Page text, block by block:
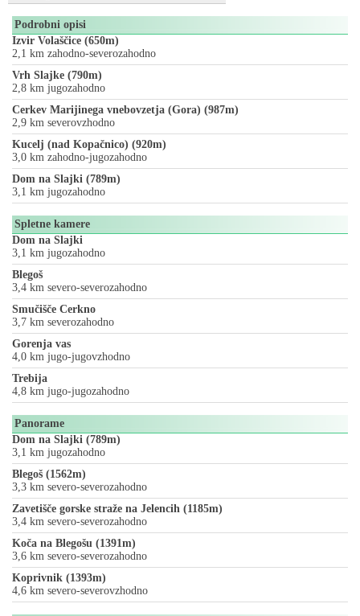
Podrobni opisi
Izvir Volaščice (650m)
2,1 km zahodno-severozahodno
Vrh Slajke (790m)
2,8 km jugozahodno
Cerkev Marijinega vnebovzetja (Gora) (987m)
2,9 km severovzhodno
Kucelj (nad Kopačnico) (920m)
3,0 km zahodno-jugozahodno
Dom na Slajki (789m)
3,1 km jugozahodno
Spletne kamere
Dom na Slajki
3,1 km jugozahodno
Blegoš
3,4 km severo-severozahodno
Smučišče Cerkno
3,7 km severozahodno
Gorenja vas
4,0 km jugo-jugovzhodno
Trebija
4,8 km jugo-jugozahodno
Panorame
Dom na Slajki (789m)
3,1 km jugozahodno
Blegoš (1562m)
3,3 km severo-severozahodno
Zavetišče gorske straže na Jelencih (1185m)
3,4 km severo-severozahodno
Koča na Blegošu (1391m)
3,6 km severo-severozahodno
Koprivnik (1393m)
4,6 km severo-severovzhodno